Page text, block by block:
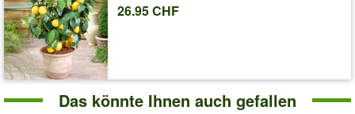
Art.-Nr.:7850
Liefergrösse:12 cm-Topf + 3 Elho-Übertöpfe weiß
'3er-Mix Zimmerpflanzen inkl. Elho®-Übertöpfe 'Weiß''
26.95 CHF
Das könnte Ihnen auch gefallen